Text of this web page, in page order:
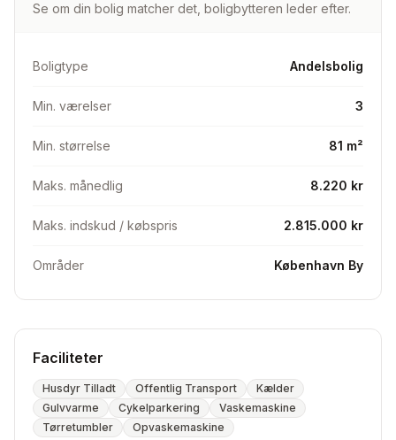
Lejligheden ligger et kvarter fra centrum, og ligger tæt
ønskes: En større lejlighed eller en lejlighed med 4
Vesterbro, Frederiksberg eller Indre by. Vi er dog åbne
Se om din bolig matcher det, boligbytteren leder efter.
Boligtype Andelsbolig
Min. værelser 3
Min. størrelse 81 m²
Maks. månedlig 8.220 kr
Maks. indskud / købspris 2.815.000 kr
Områder København By
Faciliteter
Husdyr Tilladt Offentlig Transport
Kælder
Gulvvarme
Cykelparkering
Vaskemaskine
Tørretumbler
Opvaskemaskine